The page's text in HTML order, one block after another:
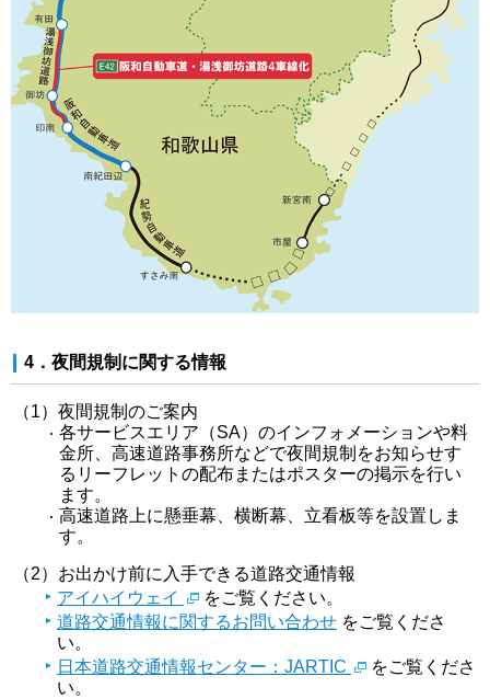
4．夜間規制に関する情報
（1）夜間規制のご案内
各サービスエリア（SA）のインフォメーションや料
金所、高速道路事務所などで夜間規制をお知らせす
るリーフレットの配布またはポスターの掲示を行い
ます。
高速道路上に懸垂幕、横断幕、立看板等を設置しま
す。
（2）お出かけ前に入手できる道路交通情報
アイハイウェイ
をご覧ください。
道路交通情報に関するお問い合わせ をご覧くださ
い。
日本道路交通情報センター：JARTIC
をご覧くださ
い。